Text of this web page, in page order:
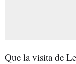
Que la visita de